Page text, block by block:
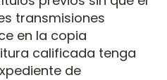
transmisiones
en la copia
calificada tenga
de